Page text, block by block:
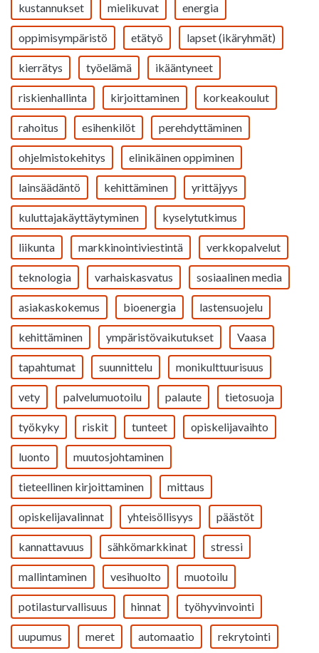
kustannukset mielikuvat energia
oppimisympäristö etätyö lapset (ikäryhmät)
kierrätys työelämä ikääntyneet
riskienhallinta kirjoittaminen korkeakoulut
rahoitus esihenkilöt perehdyttäminen
ohjelmistokehitys elinikäinen oppiminen
lainsäädäntö kehittäminen yrittäjyys
kuluttajakäyttäytyminen kyselytutkimus
liikunta markkinointiviestintä verkkopalvelut
teknologia varhaiskasvatus sosiaalinen media
asiakaskokemus bioenergia lastensuojelu
kehittäminen ympäristövaikutukset Vaasa
tapahtumat suunnittelu monikulttuurisuus
vety palvelumuotoilu palaute tietosuoja
työkyky riskit tunteet opiskelijavaihto
luonto muutosjohtaminen
tieteellinen kirjoittaminen mittaus
opiskelijavalinnat yhteisöllisyys päästöt
kannattavuus sähkömarkkinat stressi
mallintaminen vesihuolto muotoilu
potilasturvallisuus hinnat työhyvinvointi
uupumus meret automaatio rekrytointi